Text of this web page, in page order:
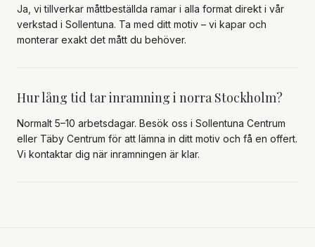
Ja, vi tillverkar måttbeställda ramar i alla format direkt i vår
verkstad i Sollentuna. Ta med ditt motiv – vi kapar och
monterar exakt det mått du behöver.
Hur lång tid tar inramning i norra Stockholm?
Normalt 5–10 arbetsdagar. Besök oss i Sollentuna Centrum
eller Täby Centrum för att lämna in ditt motiv och få en offert.
Vi kontaktar dig när inramningen är klar.